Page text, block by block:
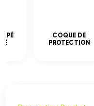
COQUE DE
PROTECTION